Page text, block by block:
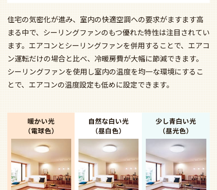
住宅の気密化が進み、室内の快適空調への要求がますます高
まる中で、シーリングファンのもつ優れた特性は注目されてい
ます。エアコンとシーリングファンを併用することで、エアコ
ン運転だけの場合と比べ、冷暖房費が大幅に節減できます。
シーリングファンを使用し室内の温度を均一な環境にするこ
とで、エアコンの温度設定も低めに設定できます。
暖かい光
（電球色）
自然な白い光
（昼白色）
少し青白い光
（昼光色）